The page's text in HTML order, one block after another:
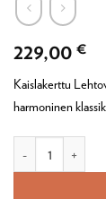
229,00 €
Kaislakerttu
harmoninen